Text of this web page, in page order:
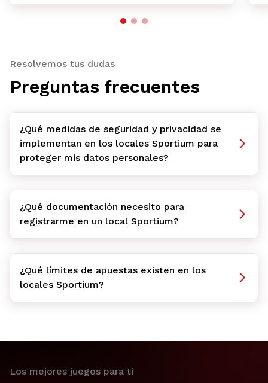
Resolvemos tus dudas
Preguntas frecuentes
¿Qué medidas de seguridad y privacidad se
implementan en los locales Sportium para
proteger mis datos personales?
¿Qué documentación necesito para
registrarme en un local Sportium?
¿Qué límites de apuestas existen en los
locales Sportium?
Los mejores juegos para ti